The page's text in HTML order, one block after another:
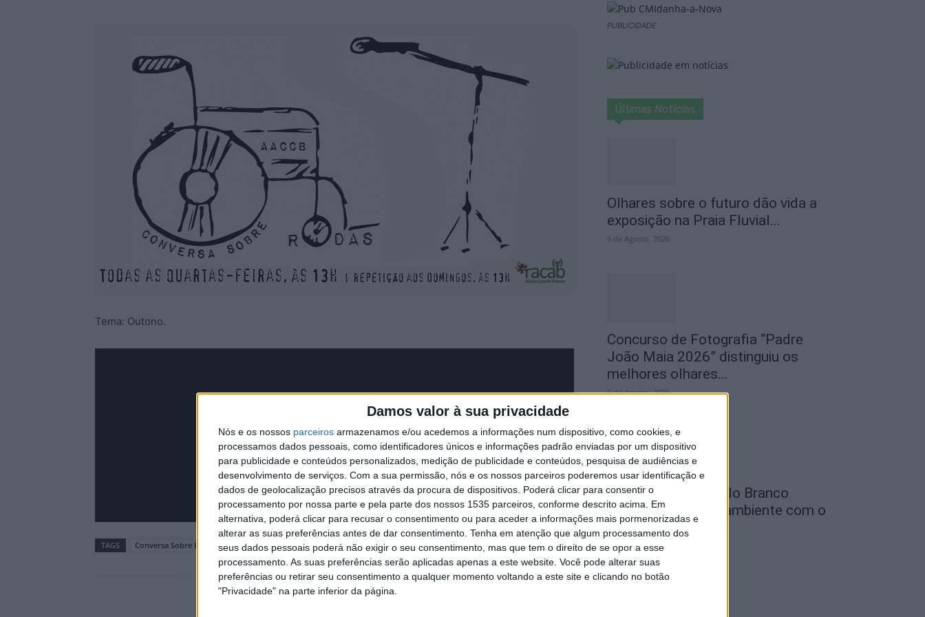
Damos valor à sua privacidade
Nós e os nossos parceiros armazenamos e/ou acedemos a informações num dispositivo, como cookies, e
processamos dados pessoais, como identificadores únicos e informações padrão enviadas por um dispositivo
para publicidade e conteúdos personalizados, medição de publicidade e conteúdos, pesquisa de audiências e
desenvolvimento de serviços. Com a sua permissão, nós e os nossos parceiros poderemos usar identificação e
dados de geolocalização precisos através da procura de dispositivos. Poderá clicar para consentir o
processamento por nossa parte e pela parte dos nossos 1535 parceiros, conforme descrito acima. Em
alternativa, poderá clicar para recusar o consentimento ou para aceder a informações mais pormenorizadas e
alterar as suas preferências antes de dar consentimento. Tenha em atenção que algum processamento dos
seus dados pessoais poderá não exigir o seu consentimento, mas que tem o direito de se opor a esse
processamento. As suas preferências serão aplicadas apenas a este website. Você pode alterar suas
preferências ou retirar seu consentimento a qualquer momento voltando a este site e clicando no botão
"Privacidade" na parte inferior da página.
Tema: Outono.
TAGS Conversa Sobre Rodas
PUBLICIDADE
Últimas Notícias
Olhares sobre o futuro dão vida a
exposição na Praia Fluvial...
6 de Agosto, 2026
Concurso de Fotografia “Padre
João Maia 2026” distinguiu os
melhores olhares...
6 de Agosto, 2026
Município de Castelo Branco
reforça defesa do ambiente com o
projeto...
6 de Agosto, 2026